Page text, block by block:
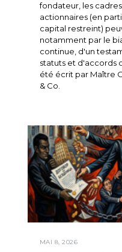
fondateur, les
actionnaires (en
capital restreint)
notamment par le
continue, d'un
statuts et d'accords
été écrit par Maître
& Co.
MAI 8, 2026